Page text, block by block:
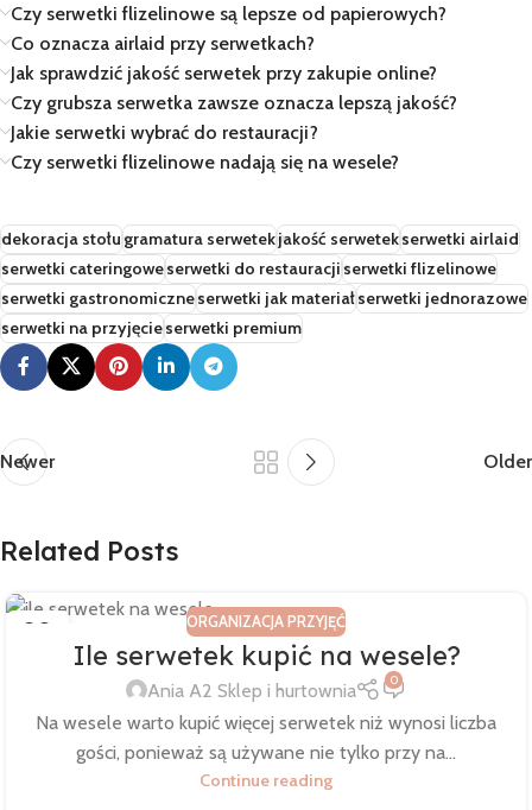
Czy serwetki flizelinowe są lepsze od papierowych?
Co oznacza airlaid przy serwetkach?
Jak sprawdzić jakość serwetek przy zakupie online?
Czy grubsza serwetka zawsze oznacza lepszą jakość?
Jakie serwetki wybrać do restauracji?
Czy serwetki flizelinowe nadają się na wesele?
dekoracja stoługramatura serwetekjakość serwetekserwetki airlaid
serwetki cateringoweserwetki do restauracjiserwetki flizelinowe
serwetki gastronomiczneserwetki jak materiałserwetki jednorazowe
serwetki na przyjęcieserwetki premium
Newer Older
Related Posts
28 ORGANIZACJA PRZYJĘĆ
Ile serwetek kupić na wesele?
Ania A2 Sklep i hurtownia 0
Na wesele warto kupić więcej serwetek niż wynosi liczba
gości, ponieważ są używane nie tylko przy na...
Continue reading